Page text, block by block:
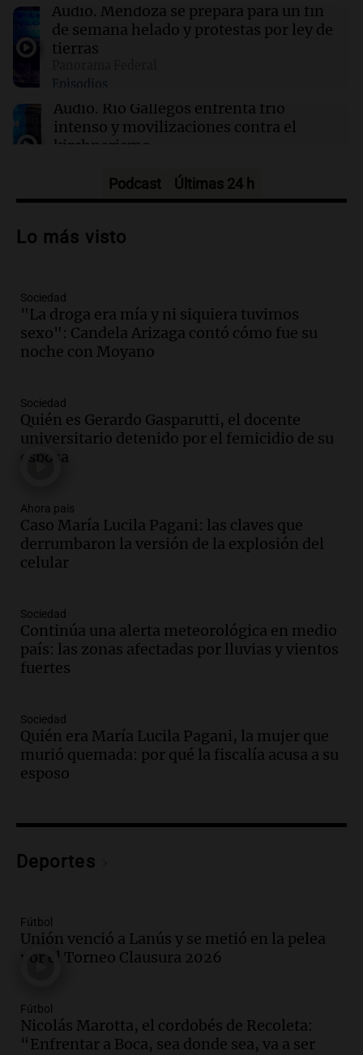
00:11 Clima
Clima en Rosario: cómo estará el tiempo este
Audio. Mendoza se prepara para un fin
de semana helado y protestas por ley de
tierras
Episodios
Audio. Río Gallegos enfrenta frío
intenso y movilizaciones contra el
kirchnerismo
Audio.Debate en el Senado sobre
la soberanía digital en Argentina
Audio.
de semana helado y ciudadanos
marchan contra reforma de tierras
Panorama Federal
Audio.
El "Mono" de Kapanga
adelantó su show en Rosario.
Viva la Radio Rosario
Episodios
en suspenso a hombre por simular robo
de recaudación en San Luis
Panorama Federal
Episodios
ayuda por problemas de fertilidad y la
ostentación de millonarios
Amamos Argentina
Episodios
avanza con testimonios clave sobre el
accidente en Villa Dolores
Panorama Federal
Episodios
tributo todos los jueves
Episodios
sea, va a ser lindo”
La Cadena del Gol
Episodios
en ludopatía: “Tener el casino en la
mano es muy peligroso”
La Argentina, hoy
Podcast Últimas 24 h
Lo más visto
Sociedad
"La droga era mía y ni siquiera tuvimos
sexo": Candela Arizaga contó cómo fue su
noche con Moyano
Sociedad
Quién es Gerardo Gasparutti, el docente
universitario detenido por el femicidio de su
esposa
Ahora país
Caso María Lucila Pagani: las claves que
derrumbaron la versión de la explosión del
celular
Sociedad
Continúa una alerta meteorológica en medio
país: las zonas afectadas por lluvias y vientos
fuertes
Sociedad
Quién era María Lucila Pagani, la mujer que
murió quemada: por qué la fiscalía acusa a su
esposo
Deportes
Fútbol
Unión venció a Lanús y se metió en la pelea
por el Torneo Clausura 2026
Fútbol
Nicolás Marotta, el cordobés de Recoleta:
“Enfrentar a Boca, sea donde sea, va a ser